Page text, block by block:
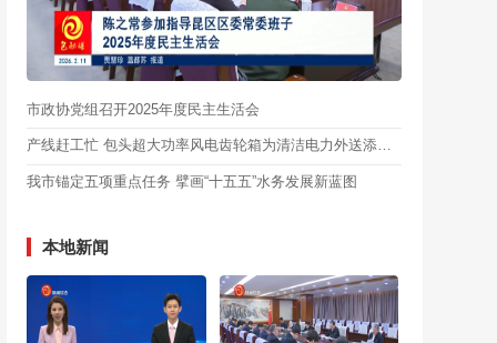
市政协党组召开2025年度民主生活会
产线赶工忙 包头超大功率风电齿轮箱为清洁电力外送添动能
我市锚定五项重点任务 擘画“十五五”水务发展新蓝图
本地新闻